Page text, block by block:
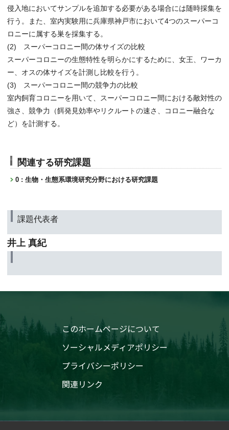
侵入地においてサンプルを追加する必要がある場合には随時採集を
行う。また、室内実験用に兵庫県神戸市において4つのスーパーコ
ロニーに属する巣を採集する。
(2) スーパーコロニー間の体サイズの比較
スーパーコロニーの生態特性を明らかにするために、女王、ワーカ
ー、オスの体サイズを計測し比較を行う。
(3) スーパーコロニー間の競争力の比較
室内飼育コロニーを用いて、スーパーコロニー間における敵対性の
強さ、競争力（餌発見効率やリクルートの速さ、コロニー融合な
ど）を計測する。
関連する研究課題
0 : 生物・生態系環境研究分野における研究課題
課題代表者
井上 真紀
このホームページについて
ソーシャルメディアポリシー
プライバシーポリシー
関連リンク